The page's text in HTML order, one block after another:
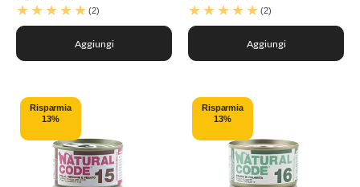
(2)
Aggiungi
(2)
Aggiungi
Risparmia
13%
Risparmia
13%